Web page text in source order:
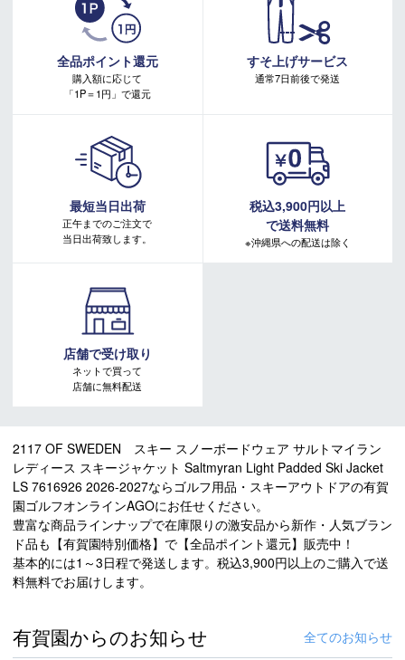
異なって見える場合があります。予めご了承ください。
＊取扱商品は、日本正規品です。
＊商品情報はディーラーカタログを基に表記しております。
＊製造の時期により、デザインが商品画像と異なる場合がご
ざいます。
＊店頭在庫と共有をしております。タイミングにより完売す
る場合がございます。
＊商品に質問などある場合は、ご購入前にショップまでお問
い合わせください。
・本キャンペーンの特典を受ける場合、ドコモ専用ページでエントリーが必要です。
詳しくはこちらをご確認ください。
キャンペーンページ
全品ポイント還元
購入額に応じて
「1P＝1円」で還元
すそ上げサービス
通常7日前後で発送
最短当日出荷
正午までのご注文で
当日出荷致します。
税込3,900円以上
で送料無料
※沖縄県への配送は除く
店舗で受け取り
ネットで買って
店舗に無料配送
2117 OF SWEDEN スキー スノーボードウェア サルトマイラン
レディース スキージャケット Saltmyran Light Padded Ski Jacket
LS 7616926 2026-2027ならゴルフ用品・スキーアウトドアの有賀
園ゴルフオンラインAGOにお任せください。
豊富な商品ラインナップで在庫限りの激安品から新作・人気ブラン
ド品も【有賀園特別価格】で【全品ポイント還元】販売中！
基本的には1～3日程で発送します。税込3,900円以上のご購入で送
料無料でお届けします。
有賀園からのお知らせ 全てのお知らせ